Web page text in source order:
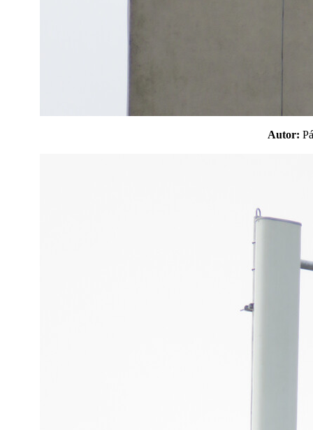
Autor: